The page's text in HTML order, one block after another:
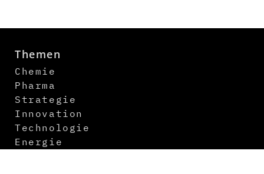
Themen
Chemie
Pharma
Strategie
Innovation
Technologie
Energie